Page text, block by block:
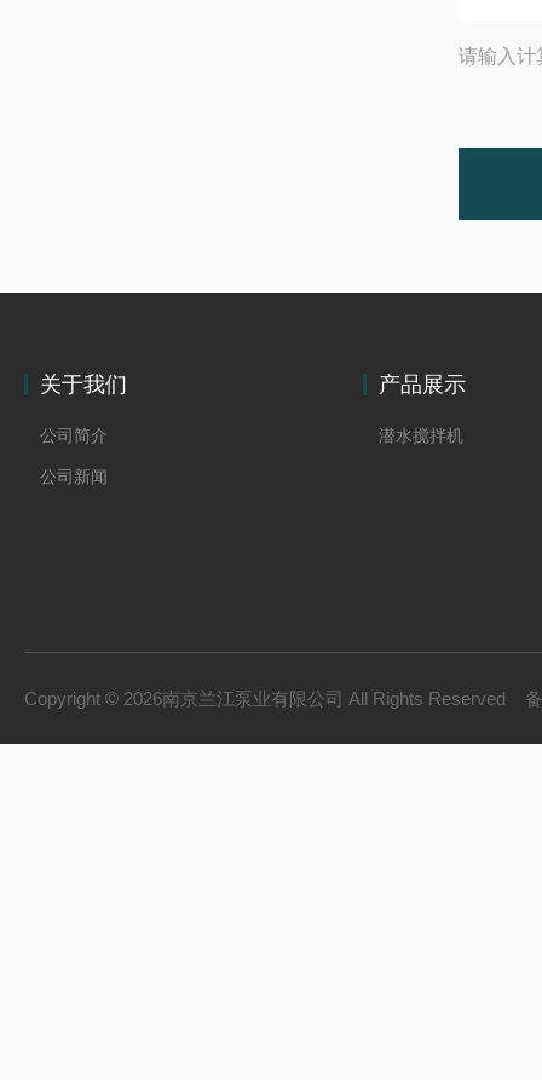
请输入计
关于我们
公司简介
公司新闻
产品展示
潜水搅拌机
Copyright © 2026南京兰江泵业有限公司 All Rights Reserved